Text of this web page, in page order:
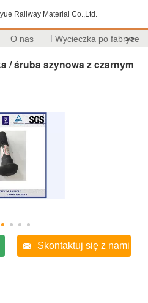
Railway Material Co.,Ltd.
O nas Wycieczka po fabryce
>>
/ śruba szynowa z czarnym
Skontaktuj się z nami